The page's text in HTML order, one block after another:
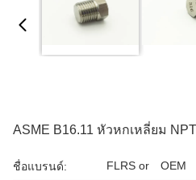
ASME B16.11 หัวหกเหลี่ยม
ชื่อแบรนด์: FLRS or OEM